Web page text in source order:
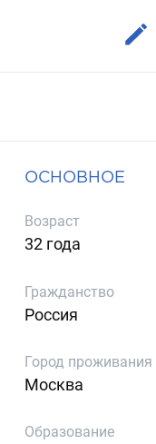
ОСНОВНОЕ
Возраст
32 года
Гражданство
Россия
Город проживания
Москва
Образование